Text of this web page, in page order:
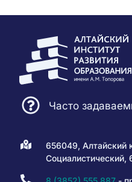
Часто
656049, Алтайский
Социалистический,